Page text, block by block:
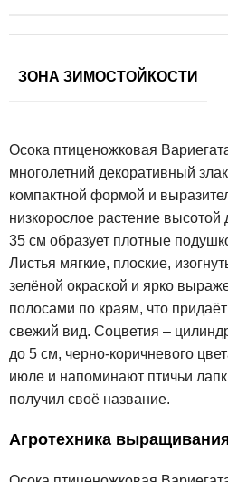
ЗОНА ЗИМОСТОЙКОСТИ
Осока птиценожковая
многолетний декоративный
компактной формой и
низкорослое растение
35 см образует плотные
Листья мягкие, плоские,
зелёной окраской и ярко
полосами по краям, что
свежий вид. Соцветия –
до 5 см, черно-коричневого
июле и напоминают птичьи
получил своё название.
Агротехника